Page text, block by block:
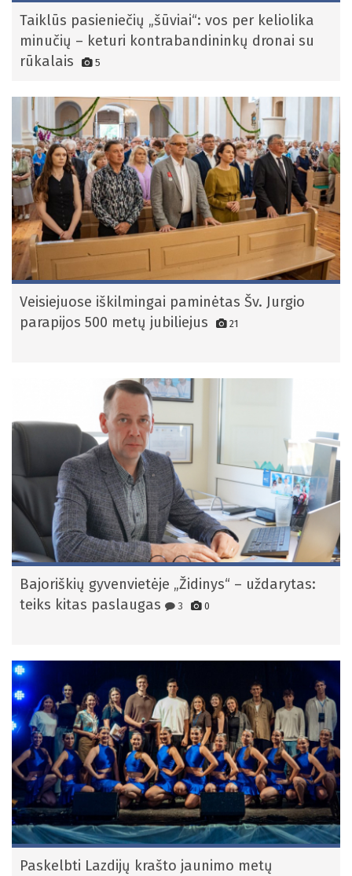
Taiklūs pasieniečių „šūviai“: vos per keliolika
minučių – keturi kontrabandininkų dronai su
rūkalais
5
Veisiejuose iškilmingai paminėtas Šv. Jurgio
parapijos 500 metų jubiliejus
21
Bajoriškių gyvenvietėje „Židinys“ – uždarytas:
teiks kitas paslaugas
3 0
Paskelbti Lazdijų krašto jaunimo metų